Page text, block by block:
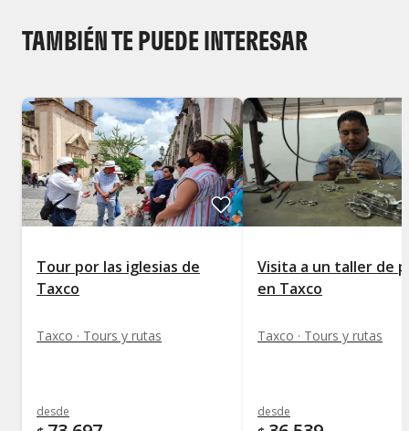
TAMBIÉN TE PUEDE INTERESAR
Tour por las iglesias de
Taxco
Taxco · Tours y rutas
desde
Visita a un taller de
en Taxco
Taxco · Tours y rutas
desde